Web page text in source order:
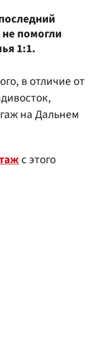
помогли
1:1.
в отличие от
на Дальнем
с этого